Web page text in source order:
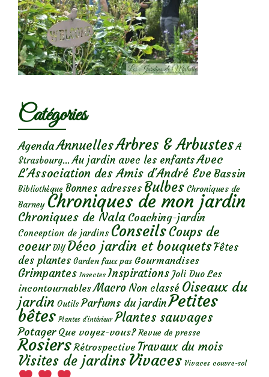
Catégories
AgendaAnnuellesArbres & Arbustes A
Strasbourg... Au jardin avec les enfantsAvec
L'Association des Amis d'André Eve Bassin
Bibliothèque Bonnes adresses Bulbes Chroniques de
Barney Chroniques de mon jardin
Chroniques de Nala Coaching-jardin
Conception de jardins ConseilsCoups de
coeur DIY Déco jardin et bouquetsFêtes
des plantes Garden faux pas Gourmandises
Grimpantes Insectes Inspirations Joli Duo Les
incontournables Macro Non classé Oiseaux du
jardin Outils Parfums du jardinPetites
bêtes Plantes d’intérieur Plantes sauvages
Potager Que voyez-vous? Revue de presse
Rosiers Rétrospective Travaux du mois
Visites de jardins Vivaces Vivaces couvre-sol